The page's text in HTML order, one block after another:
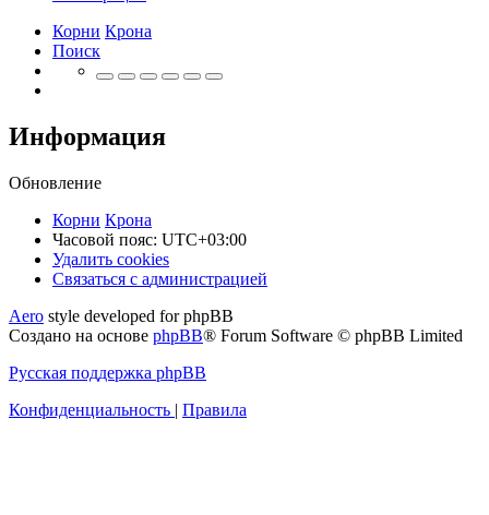
Корни Крона
Поиск
Информация
Обновление
Корни Крона
Часовой пояс: UTC+03:00
Удалить cookies
Связаться
администрацией
Связаться с администрацией
Aero style developed for phpBB
Создано на основе phpBB® Forum Software © phpBB Limited
Русская поддержка phpBB
Конфиденциальность | Правила